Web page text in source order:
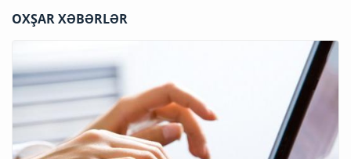
OXŞAR XƏBƏRLƏR